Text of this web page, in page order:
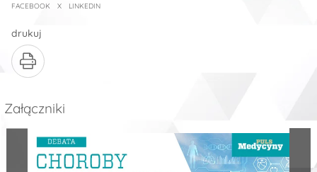
FACEBOOK X LINKEDIN
drukuj
Załączniki